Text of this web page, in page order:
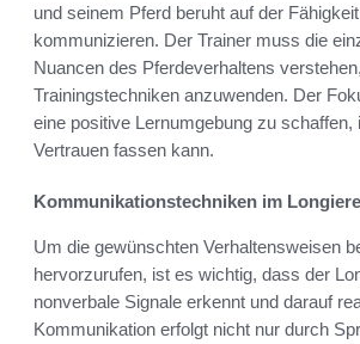
und seinem Pferd beruht auf der
kommunizieren. Der Trainer muss die
Nuancen des Pferdeverhaltens
Trainingstechniken anzuwenden. Der
eine positive Lernumgebung zu schaffen,
Vertrauen fassen kann.
Kommunikationstechniken im
Um die gewünschten Verhaltensweisen
hervorzurufen, ist es wichtig, dass der
nonverbale Signale erkennt und darauf
Kommunikation erfolgt nicht nur durch